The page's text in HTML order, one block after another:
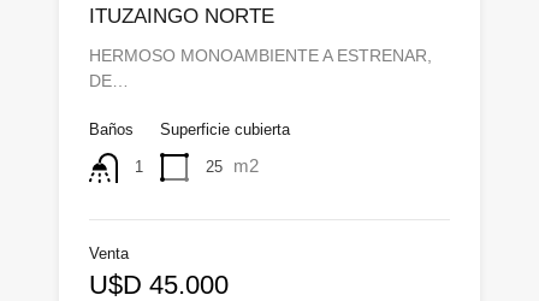
ITUZAINGO NORTE
HERMOSO MONOAMBIENTE A ESTRENAR,
DE…
Baños
1
Superficie cubierta
25 m2
Venta
U$D 45.000